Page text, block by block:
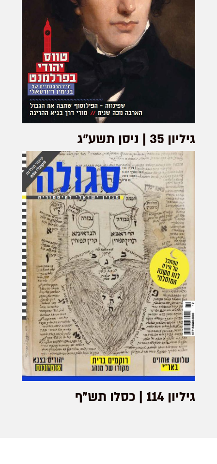
גיליון 35 | ניסן תשע"ג
גיליון 114 | כסלו תש״ף